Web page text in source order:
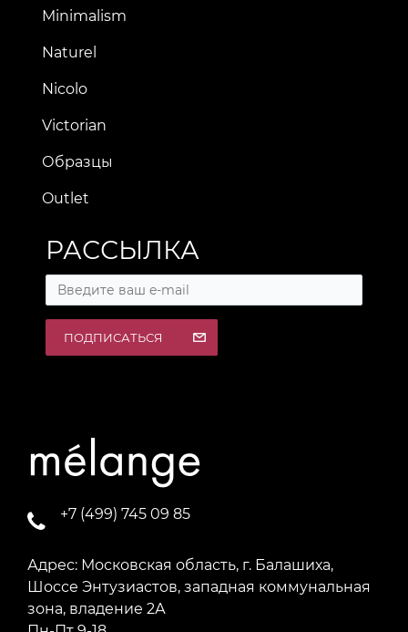
Minimalism
Naturel
Nicolo
Victorian
Образцы
Outlet
РАССЫЛКА
ПОДПИСАТЬСЯ
+7 (499) 745 09 85
Адрес: Московская область, г. Балашиха,
Шоссе Энтузиастов, западная коммунальная
зона, владение 2А